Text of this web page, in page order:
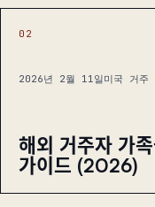
02
2026년 2월 11일미국 거주
해외 거주자 가
가이드 (2026)